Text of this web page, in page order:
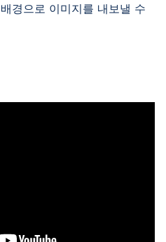
경으로 이미지를 내보낼 수